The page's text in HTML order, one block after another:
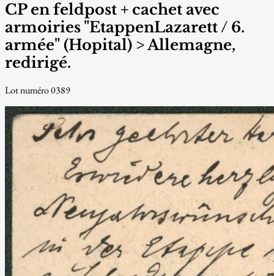
CP en feldpost + cachet avec
armoiries "EtappenLazarett / 6.
armée" (Hopital) > Allemagne,
redirigé.
Lot numéro 0389